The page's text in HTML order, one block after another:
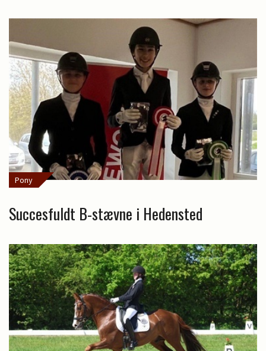
Pony
Succesfuldt B-stævne i Hedensted